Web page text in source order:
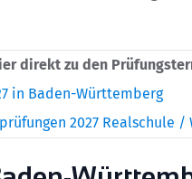
direkt zu den
in Baden-Württemberg
2027 Realschule